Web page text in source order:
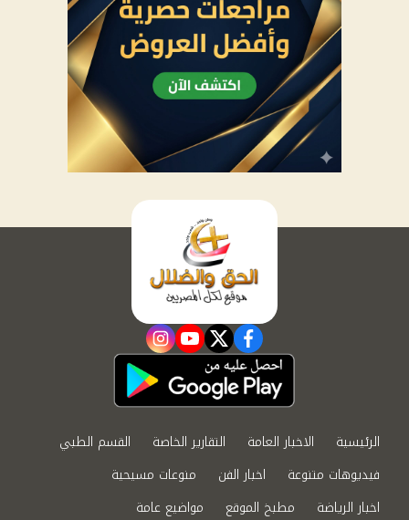
facebook
twitter
youtube
instagram
الرئيسية الاخبار العامة التقارير الخاصة
القسم الطبي
فيديوهات متنوعة
اخبار الفن
منوعات مسيحية
اخبار الرياضة
مطبخ الموقع مواضيع عامة